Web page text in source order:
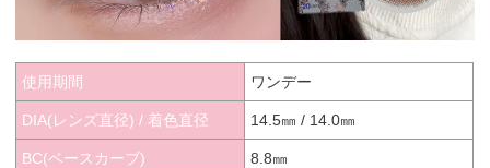
使用期間 ワンデー
DIA(レンズ直径) / 着色直径 14.5㎜ / 14.0㎜
BC(ベースカーブ) 8.8㎜